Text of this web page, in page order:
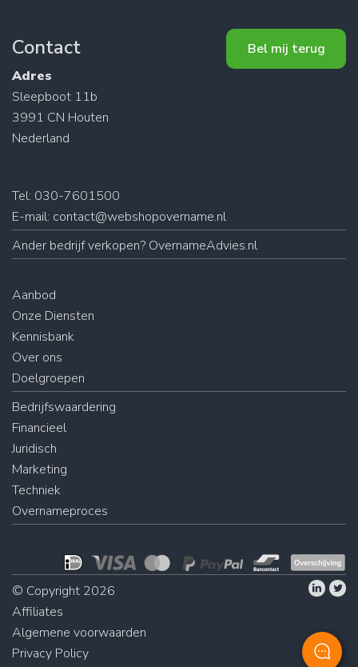
Contact
Adres
Sleepboot 11b
3991 CN Houten
Nederland
Bel mij terug
Tel: 030-7601500
E-mail: contact@webshopovername.nl
Ander bedrijf verkopen? OvernameAdvies.nl
Aanbod
Onze Diensten
Kennisbank
Over ons
Doelgroepen
Bedrijfswaardering
Financieel
Juridisch
Marketing
Techniek
Overnameproces
© Copyright 2026
Affiliates
Algemene voorwaarden
Privacy Policy